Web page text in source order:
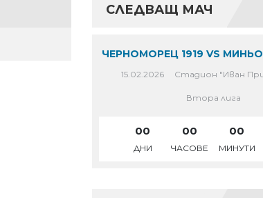
СЛЕДВАЩ МАЧ
ЧЕРНОМОРЕЦ 1919 VS
15.02.2026 Стадион "Иван
Втора лига
00
ДНИ
00
ЧАСОВЕ
00
МИНУТИ